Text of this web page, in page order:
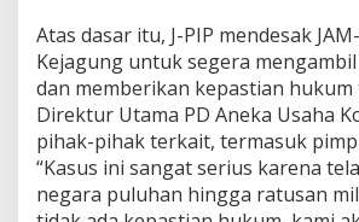
Atas dasar itu, J-PIP mendesak
Kejagung untuk segera
dan memberikan kepastian hukum
Direktur Utama PD Aneka Usaha
pihak-pihak terkait, termasuk
“Kasus ini sangat serius karena
negara puluhan hingga ratusan